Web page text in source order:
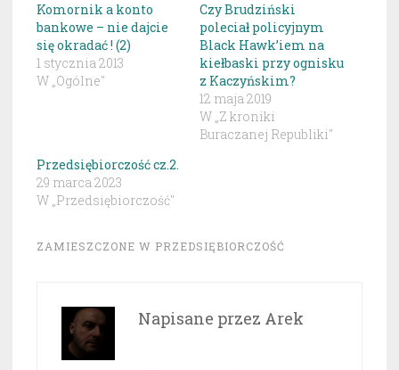
Komornik a konto
bankowe – nie dajcie
się okradać ! (2)
1 stycznia 2013
W „Ogólne"
Czy Brudziński
poleciał policyjnym
Black Hawk’iem na
kiełbaski przy ognisku
z Kaczyńskim?
12 maja 2019
W „Z kroniki
Buraczanej Republiki"
Przedsiębiorczość cz.2.
29 marca 2023
W „Przedsiębiorczość"
ZAMIESZCZONE W PRZEDSIĘBIORCZOŚĆ
Napisane przez Arek